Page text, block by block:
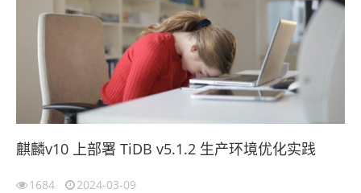
麒麟v10 上部署 TiDB v5.1.2 生产环境优化实践
1684 2024-03-09